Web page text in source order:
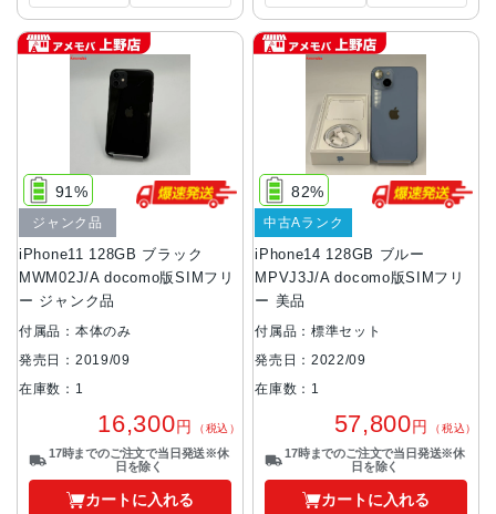
iPhone11 128GB ブラック
MWM02J/A docomo版SIMフリ
ー ジャンク品
91%
ジャンク品
付属品：本体のみ
発売日：2019/09
在庫数：1
16,300円 （税込）
17時までのご注文で当日発送※休
日を除く
カートに入れる
iPhone14 128GB ブルー
MPVJ3J/A docomo版SIMフリ
ー 美品
82%
中古Aランク
付属品：標準セット
発売日：2022/09
在庫数：1
57,800円 （税込）
17時までのご注文で当日発送※休
日を除く
カートに入れる